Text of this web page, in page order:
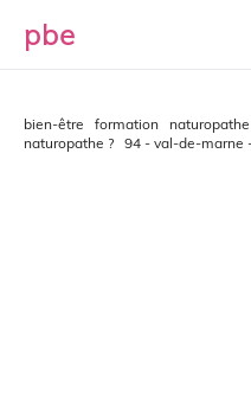
pbe
bien-être formation naturopathe
naturopathe ? 94 - val-de-marne